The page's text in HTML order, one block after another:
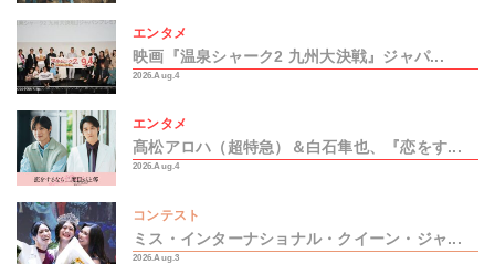
エンタメ
映画『温泉シャーク2 九州大決戦』ジャパ...
2026.Aug.4
エンタメ
髙松アロハ（超特急）＆白石隼也、『恋をす...
2026.Aug.4
コンテスト
ミス・インターナショナル・クイーン・ジャ...
2026.Aug.3